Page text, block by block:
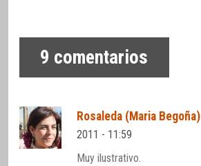
9 comentarios
Rosaleda (Maria Begoña)
2011 - 11:59
Muy ilustrativo.